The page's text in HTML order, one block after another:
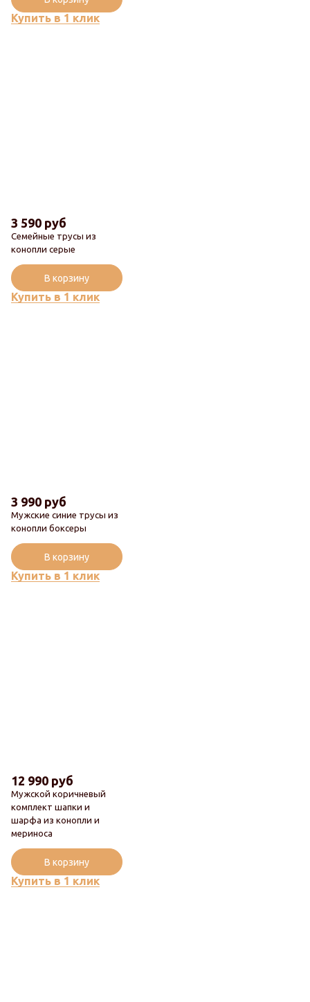
Купить в 1 клик
Популярный
Семейные трусы из
конопли серые
3 590 руб
Купить в 1 клик
В корзину
Популярный
Мужские синие трусы из
конопли боксеры
3 990 руб
Купить в 1 клик
В корзину
Новинка
Популярный
Мужской коричневый
комплект шапки и
шарфа из конопли и
мериноса
12 990 руб
Купить в 1 клик
В корзину